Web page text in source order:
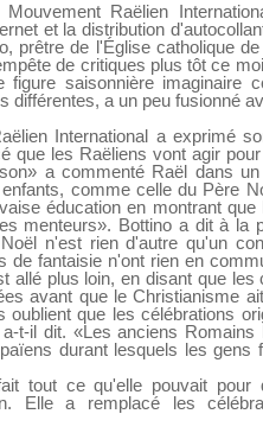
Raëlien
et la distribution
prêtre de l'Église catholique
de critiques plus tôt ce
saisonnière imaginaire
différentes, a un peu fusionné
International a exprimé
que les Raëliens vont agir
a commenté Raël dans
comme celle du Père
éducation en montrant
menteurs». Bottino a dit à la
n'est rien d'autre qu'un
de fantaisie n'ont rien en
allé plus loin, en disant que les
avant que le Christianisme
que les célébrations
t-il dit. «Les anciens
durant lesquels les gens
tout ce qu'elle pouvait
Elle a remplacé les